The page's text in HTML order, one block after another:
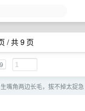
/ 共 9 页
9
嘴角两边长毛，拔不掉太捉